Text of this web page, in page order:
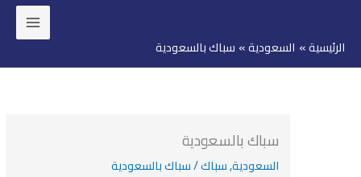
السعودية سباك بالسعودية
سباك بالسعودية
السعودية,سباك/سباك بالسعودية